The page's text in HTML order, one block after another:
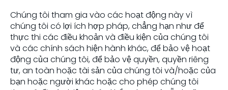
Chúng tôi tham gia vào các hoạt động này vì
chúng tôi có lợi ích hợp pháp, chẳng hạn như để
thực thi các điều khoản và điều kiện của chúng tôi
và các chính sách hiện hành khác, để bảo vệ hoạt
động của chúng tôi, để bảo vệ quyền, quyền riêng
tư, an toàn hoặc tài sản của chúng tôi và/hoặc của
bạn hoặc người khác hoặc cho phép chúng tôi